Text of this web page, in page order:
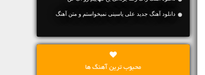
دانلود آهنگ جديد علی یاسینی نمیخواستم و متن آهنگ
محبوب ترین آهنگ ها